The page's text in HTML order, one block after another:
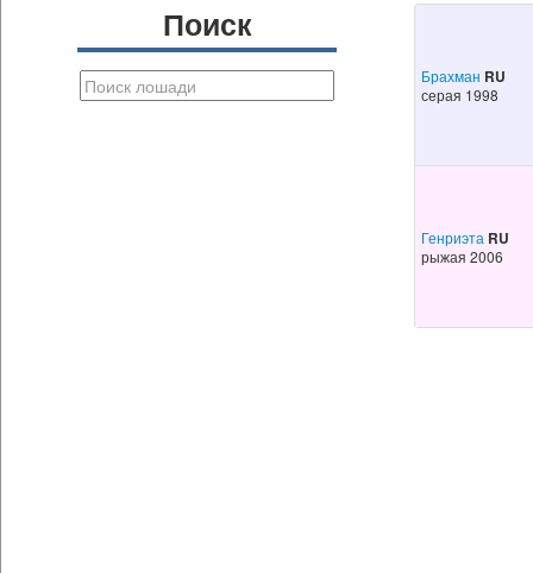
Поиск
Брахман RU
серая 1998
Генриэта RU
рыжая 2006